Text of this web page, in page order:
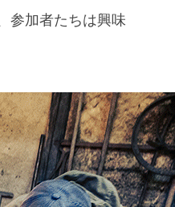
参加者たちは興味